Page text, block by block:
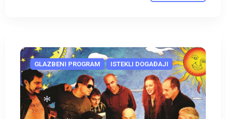
GLAZBENI PROGRAM ISTEKLI DOGAĐAJI
*